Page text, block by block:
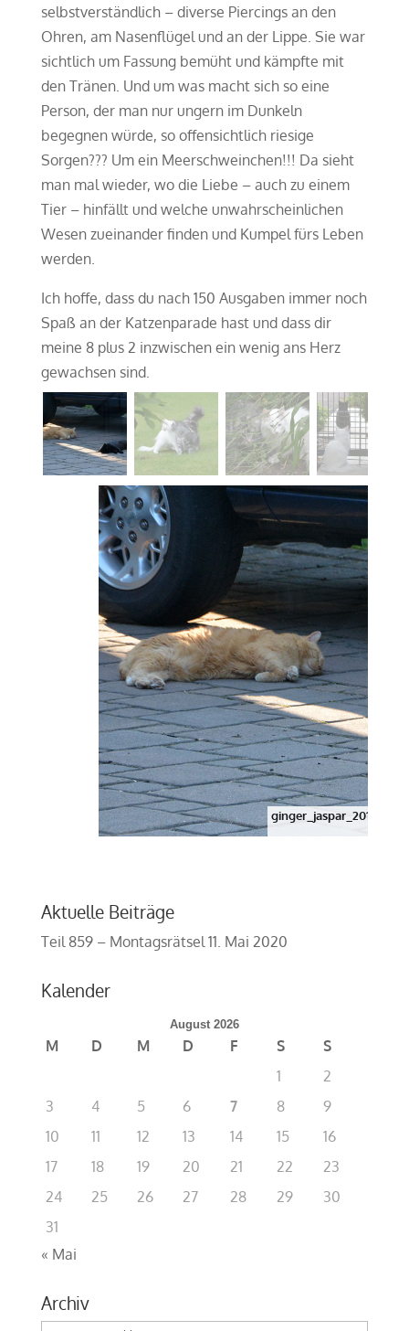
selbstverständlich – diverse Piercings an den
Ohren, am Nasenflügel und an der Lippe. Sie war
sichtlich um Fassung bemüht und kämpfte mit
den Tränen. Und um was macht sich so eine
Person, der man nur ungern im Dunkeln
begegnen würde, so offensichtlich riesige
Sorgen??? Um ein Meerschweinchen!!! Da sieht
man mal wieder, wo die Liebe – auch zu einem
Tier – hinfällt und welche unwahrscheinlichen
Wesen zueinander finden und Kumpel fürs Leben
werden.
Ich hoffe, dass du nach 150 Ausgaben immer noch
Spaß an der Katzenparade hast und dass dir
meine 8 plus 2 inzwischen ein wenig ans Herz
gewachsen sind.
Aktuelle Beiträge
Teil 859 – Montagsrätsel 11. Mai 2020
Kalender
August 2026
M D M D F S
S
1
2
3
4 5 6 7 8
9
10
11 12 13 14 15
16
17
18 19 20 21 22
23
24
25 26 27 28 29
30
31
« Mai
Archiv